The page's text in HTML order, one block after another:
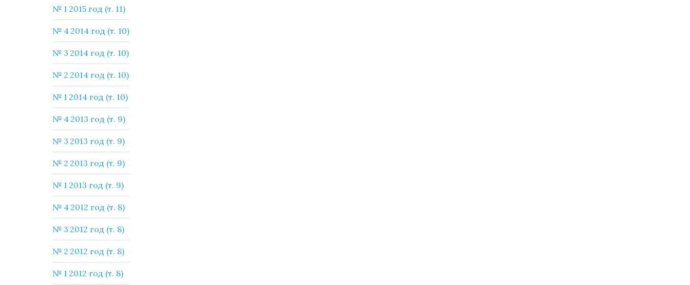
№ 1 2015 год (т. 11)
№ 4 2014 год (т. 10)
№ 3 2014 год (т. 10)
№ 2 2014 год (т. 10)
№ 1 2014 год (т. 10)
№ 4 2013 год (т. 9)
№ 3 2013 год (т. 9)
№ 2 2013 год (т. 9)
№ 1 2013 год (т. 9)
№ 4 2012 год (т. 8)
№ 3 2012 год (т. 8)
№ 2 2012 год (т. 8)
№ 1 2012 год (т. 8)